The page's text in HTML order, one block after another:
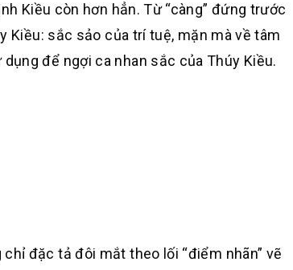
Kiều còn hơn hẳn. Từ “càng” đứng trước
Kiều: sắc sảo của trí tuệ, mặn mà về tâm
để ngợi ca nhan sắc của Thúy Kiều.
đặc tả đôi mắt theo lối “điểm nhãn” vẽ